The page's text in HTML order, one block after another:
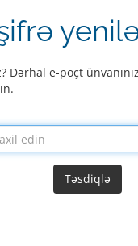
e-poçt
Təsdiqlə